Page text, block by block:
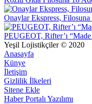
Onaylar Ekspress,
PEUGEOT, Rifter’ı
Yeşil Lojistikçiler © 2020
Anasayfa
Künye
İletişim
Gizlilik İlkeleri
Sitene Ekle
Haber Portalı Yazılımı